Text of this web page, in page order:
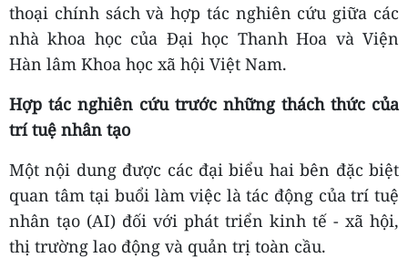
thoại chính sách và hợp tác nghiên cứu giữa các
nhà khoa học của Đại học Thanh Hoa và Viện
Hàn lâm Khoa học xã hội Việt Nam.
Hợp tác nghiên cứu trước những thách thức của
trí tuệ nhân tạo
Một nội dung được các đại biểu hai bên đặc biệt
quan tâm tại buổi làm việc là tác động của trí tuệ
nhân tạo (AI) đối với phát triển kinh tế - xã hội,
thị trường lao động và quản trị toàn cầu.